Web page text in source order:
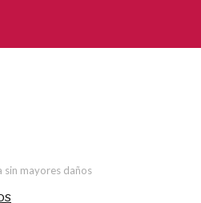
sin mayores daños